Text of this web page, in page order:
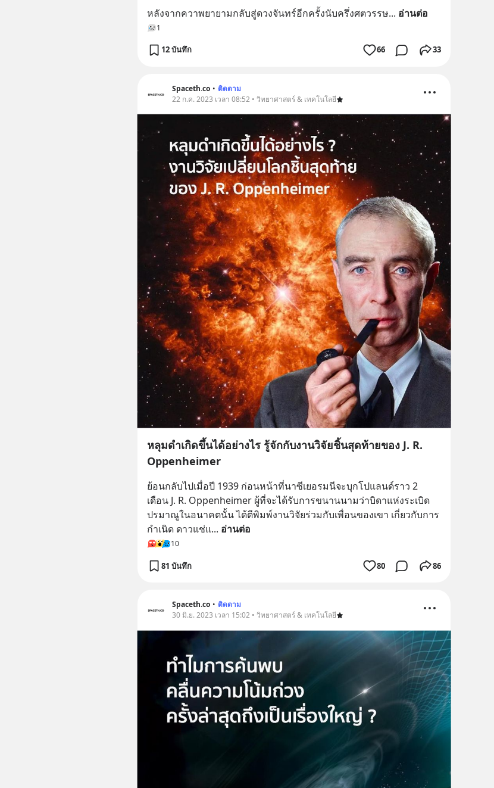
หลังจากควาพยายามกลับสู่ดวงจันทร์อีกครั้งนับครึ่งศตวรรษ... อ่านต่อ
1
12 บันทึก 66 33
Spaceth.co • ติดตาม
22 ก.ค. 2023 เวลา 08:52 • วิทยาศาสตร์ & เทคโนโลยี
หลุมดำเกิดขึ้นได้อย่างไร รู้จักกับงานวิจัยชิ้นสุดท้ายของ J. R.
Oppenheimer
ย้อนกลับไปเมื่อปี 1939 ก่อนหน้าที่นาซีเยอรมนีจะบุกโปแลนด์ราว 2
เดือน J. R. Oppenheimer ผู้ที่จะได้รับการขนานนามว่าบิดาแห่งระเบิด
ปรมาณูในอนาคตนั้น ได้ตีพิมพ์งานวิจัยร่วมกับเพื่อนของเขา เกี่ยวกับการ
กำเนิด ดาวแช่แ... อ่านต่อ
10
81 บันทึก 80 86
Spaceth.co • ติดตาม
30 มิ.ย. 2023 เวลา 15:02 • วิทยาศาสตร์ & เทคโนโลยี